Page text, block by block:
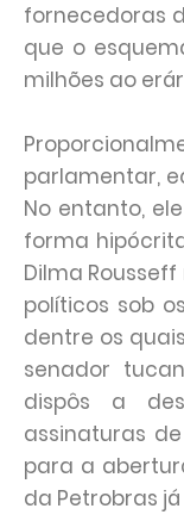
fornecedoras
que o
milhões ao
parlamentar,
No entanto,
forma
Dilma
políticos sob
dentre os
senador
dispôs a
assinaturas de
para a
da Petrobras